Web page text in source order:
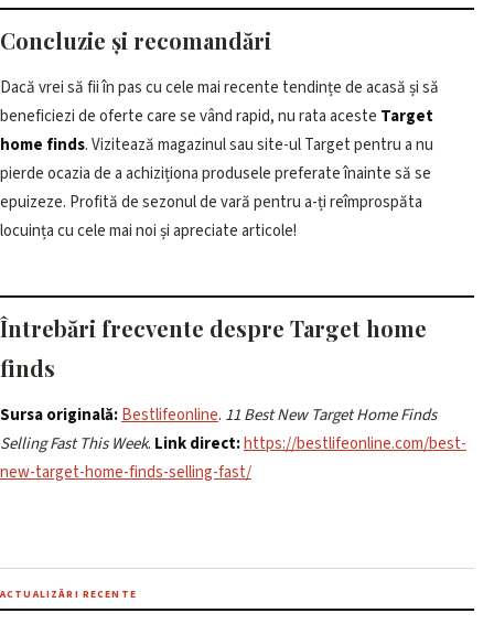
Concluzie și recomandări
Dacă vrei să fii în pas cu cele mai recente tendințe de acasă și să
beneficiezi de oferte care se vând rapid, nu rata aceste Target
home finds. Vizitează magazinul sau site-ul Target pentru a nu
pierde ocazia de a achiziționa produsele preferate înainte să se
epuizeze. Profită de sezonul de vară pentru a-ți reîmprospăta
locuința cu cele mai noi și apreciate articole!
Întrebări frecvente despre Target home
finds
Sursa originală:Bestlifeonline. 11 Best New Target Home Finds
Selling Fast This Week. Link direct:https://bestlifeonline.com/best-
new-target-home-finds-selling-fast/
ACTUALIZĂRI RECENTE